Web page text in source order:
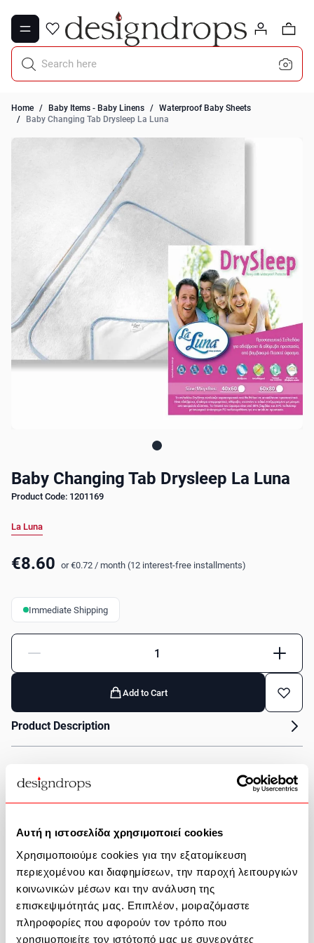
Αυτή η ιστοσελίδα χρησιμοποιεί cookies
Χρησιμοποιούμε cookies για την εξατομίκευση
περιεχομένου και διαφημίσεων, την παροχή λειτουργιών
κοινωνικών μέσων και την ανάλυση της
επισκεψιμότητάς μας. Επιπλέον, μοιραζόμαστε
πληροφορίες που αφορούν τον τρόπο που
χρησιμοποιείτε τον ιστότοπό μας με συνεργάτες
Skip to Content
0
Search here
Home / Baby Items - Baby Linens / Waterproof Baby Sheets
/
Baby Changing Tab Drysleep La Luna
Baby Changing Tab Drysleep La Luna
Product Code: 1201169
La Luna
€8.60 or €0.72 / month (12 interest-free installments)
Immediate Shipping
Quantity
Add to Cart
Product Description
Help
2351 100 200
Contact
FAQ